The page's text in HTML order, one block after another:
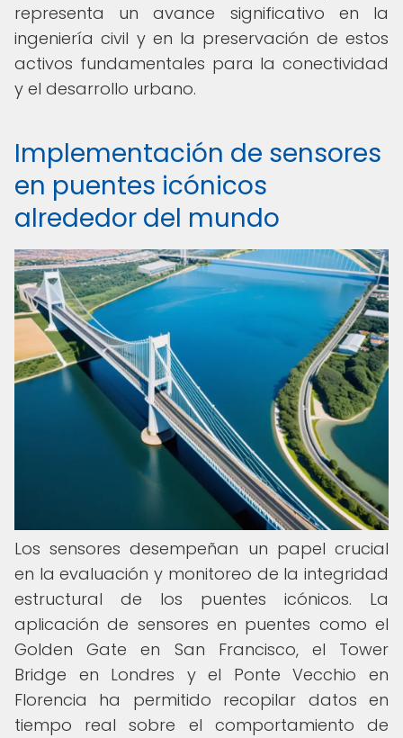
representa un avance significativo en la
ingeniería civil y en la preservación de estos
activos fundamentales para la conectividad
y el desarrollo urbano.
Implementación de sensores
en puentes icónicos
alrededor del mundo
Los sensores desempeñan un papel crucial
en la evaluación y monitoreo de la integridad
estructural de los puentes icónicos. La
aplicación de sensores en puentes como el
Golden Gate en San Francisco, el Tower
Bridge en Londres y el Ponte Vecchio en
Florencia ha permitido recopilar datos en
tiempo real sobre el comportamiento de